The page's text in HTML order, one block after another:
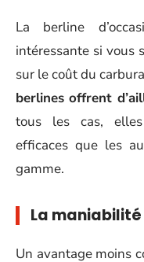
La berline
intéressante si vous
sur le coût du
berlines offrent
tous les cas,
efficaces que les
gamme.
La maniabilité
Un avantage moins